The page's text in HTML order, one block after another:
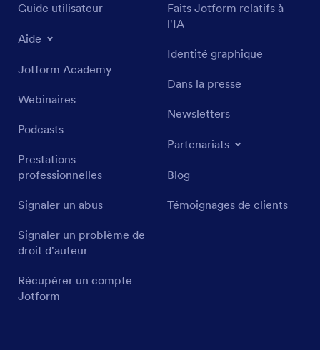
Guide utilisateur
Aide
Jotform Academy
Webinaires
Podcasts
Prestations
professionnelles
Signaler un abus
Signaler un problème de
droit d'auteur
Récupérer un compte
Jotform
Faits Jotform relatifs à
l'IA
Identité graphique
Dans la presse
Newsletters
Partenariats
Blog
Témoignages de clients